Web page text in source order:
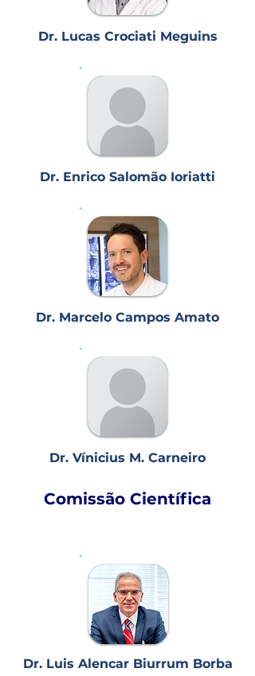
Dr. Lucas Crociati Meguins
Dr. Enrico Salomão Ioriatti
Dr. Marcelo Campos Amato
Dr. Vínicius M. Carneiro
Comissão Científica
Dr. Luis Alencar Biurrum Borba